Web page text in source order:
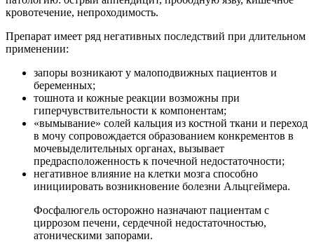
кровотечение, непроходимость.
Препарат имеет ряд негативных последствий при длительном
применении:
запоры возникают у малоподвижных пациентов и
беременных;
тошнота и кожные реакции возможны при
гиперчувствительности к компонентам;
«вымывание» солей кальция из костной ткани и переход
в мочу сопровождается образованием конкрементов в
мочевыделительных органах, вызывает
предрасположенность к почечной недостаточности;
негативное влияние на клетки мозга способно
инициировать возникновение болезни Альцгеймера.
Фосфалюгель осторожно назначают пациентам с
циррозом печени, сердечной недостаточностью,
атоническими запорами.